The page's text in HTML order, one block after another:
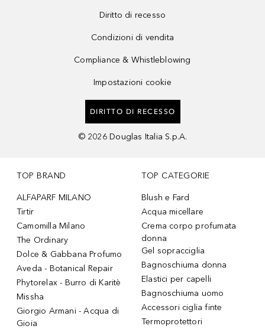
Diritto di recesso
Condizioni di vendita
Compliance & Whistleblowing
Impostazioni cookie
DIRITTO DI RECESSO
© 2026 Douglas Italia S.p.A.
TOP BRAND
ALFAPARF MILANO
Tirtir
Camomilla Milano
The Ordinary
Dolce & Gabbana Profumo
Aveda - Botanical Repair
Phytorelax - Burro di Karitè
Missha
Giorgio Armani - Acqua di
Gioia
TOP CATEGORIE
Blush e Fard
Acqua micellare
Crema corpo profumata
donna
Gel sopracciglia
Bagnoschiuma donna
Elastici per capelli
Bagnoschiuma uomo
Accessori ciglia finte
Termoprotettori